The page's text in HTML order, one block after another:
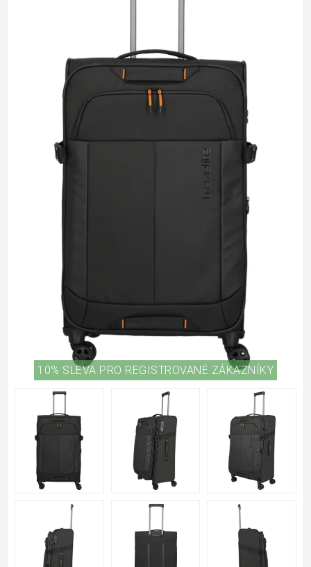
10% SLEVA PRO REGISTROVANÉ ZÁKAZNÍKY